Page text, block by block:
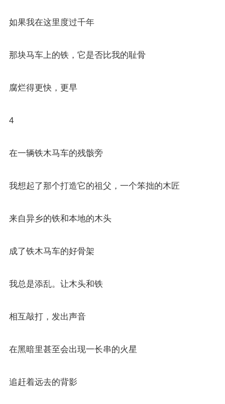
如果我在这里度过千年
那块马车上的铁，它是否比我的耻骨
腐烂得更快，更早
4
在一辆铁木马车的残骸旁
我想起了那个打造它的祖父，一个笨拙的木匠
来自异乡的铁和本地的木头
成了铁木马车的好骨架
我总是添乱。让木头和铁
相互敲打，发出声音
在黑暗里甚至会出现一长串的火星
追赶着远去的背影